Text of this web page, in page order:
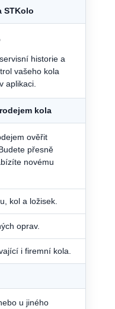
STKolo
historie a
vašeho kola
aplikaci.
kola
ověřit
přesně
novému
kol a ložisek.
oprav.
i firemní kola.
u jiného